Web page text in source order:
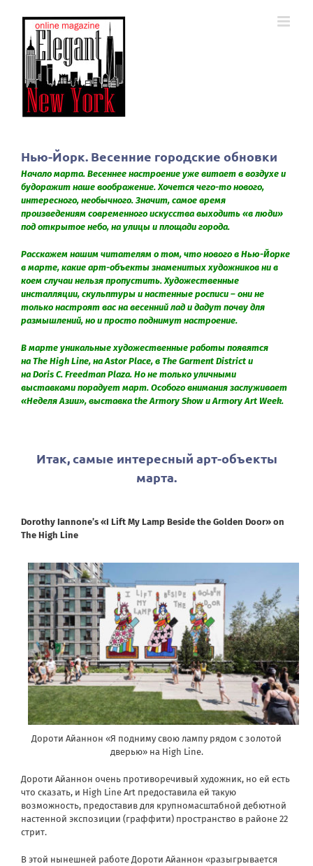
Нью-Йорк. Весенние городские обновки
Начало марта. Весеннее настроение уже витает в воздухе и
будоражит наше воображение. Хочется чего-то нового,
интересного, необычного. Значит, самое время
произведениям современного искусства выходить «в люди»
под открытое небо, на улицы и площади города.
Расскажем нашим читателям о том, что нового в Нью-Йорке
в марте, какие арт-объекты знаменитых художников ни в
коем случаи нельзя пропустить. Художественные
инсталляции, скульптуры и настенные росписи – они не
только настроят вас на весенний лад и дадут почву для
размышлений, но и просто поднимут настроение.
В марте уникальные художественные работы появятся
на The High Line, на Astor Place, в The Garment District и
на Doris C. Freedman Plaza. Но не только уличными
выставками порадует март. Особого внимания заслуживает
«Неделя Азии», выставка the Armory Show и Armory Art Week.
Итак, самые интересный арт-объекты
марта.
Dorothy Iannone’s «I Lift My Lamp Beside the Golden Door» on
The High Line
Дороти Айаннон «Я подниму свою лампу рядом с золотой
дверью» на High Line.
Дороти Айаннон очень противоречивый художник, но ей есть
что сказать, и High Line Art предоставила ей такую
возможность, предоставив для крупномасштабной дебютной
настенной экспозиции (граффити) пространство в районе 22
стрит.
В этой нынешней работе Дороти Айаннон «разыгрывается